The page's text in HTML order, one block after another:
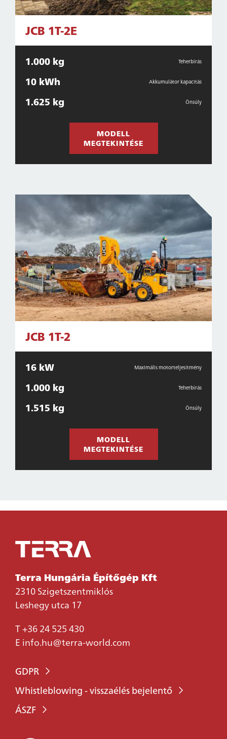
JCB 1T-2E
1.000 kg Teherbírás
10 kWh Akkumulátor kapacitás
1.625 kg Önsúly
MODELL
MEGTEKINTÉSE
JCB 1T-2
16 kW Maximális motorteljesítmény
1.000 kg Teherbírás
1.515 kg Önsúly
MODELL
MEGTEKINTÉSE
Terra Hungária Építőgép Kft
2310 Szigetszentmiklós
Leshegy utca 17
T+36 24 525 430
E info.hu@terra-world.com
GDPR
Whistleblowing - visszaélés bejelentő
ÁSZF